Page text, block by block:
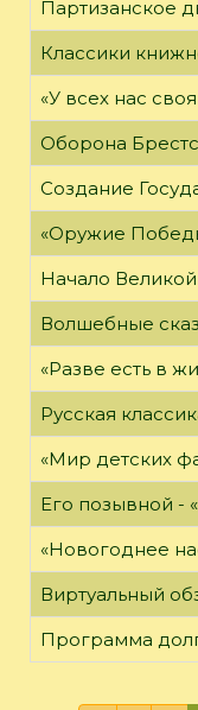
Партизанское
Классики
«У всех нас
Оборона
Создание
«Оружие
Начало
Волшебные
«Разве есть в
Русская
«Мир детских
Его позывной -
«Новогоднее
Виртуальный
Программа